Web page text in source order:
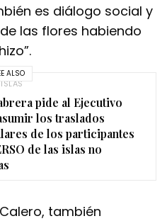
es diálogo social y
las flores habiendo
ALSO
ISLAS
pide al Ejecutivo
los traslados
de los participantes
de las islas no
también